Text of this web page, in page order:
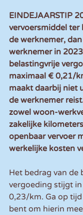
EINDEJAARSTIP
vervoersmiddel ter
de werknemer,
werknemer in
belastingvrije
maximaal € 0,21/
maakt daarbij niet
de werknemer
zowel woon-
zakelijke
openbaar vervoer
werkelijke kosten
Het bedrag van de
vergoeding stijgt
0,23/km. Ga op
bent om hierin